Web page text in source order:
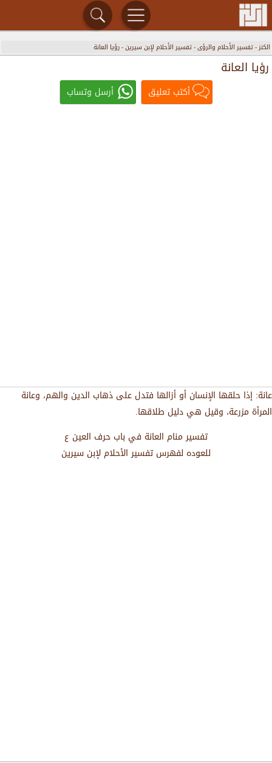
الكنز-تفسير الأحلام والرؤى-تفسير الأحلام لإبن سيرين-رؤيا العانة
رؤيا العانة
أكتب تعليق أرسل وتساب
عانة: إذا حلقها الإنسان أو أزالها فتدل على ذهاب الدين والهم، وعانة
المرأة مزرعة، وقيل هي دليل طلاقها.
تفسير منام العانة في باب حرف العين ع
للعوده لفهرس تفسير الأحلام لإبن سيرين